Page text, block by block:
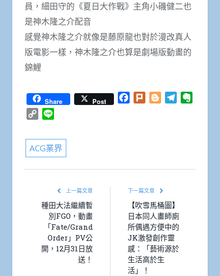
員，細田守的《夏日大作戰》主角小磯健二也
是神木隆之介配音
感覺神木隆之介就像是藤原龍也對於漫改真人
版電影一樣，神木隆之介也算是劇場版動畫的
錦鯉
Share Post Facebook
Plurk BloggerTelegram
Copy
ACG業界
上一篇文章
種田大法繼續暫
別FGO，動畫
「Fate/Grand
Order」PV公
開，12月31日放
送！
下一篇文章
【吹雪馬桶圖】
日本同人畫師廁
所偶遇方便中的
JK激發創作靈
感：「藝術源於
生活高於生
活」！